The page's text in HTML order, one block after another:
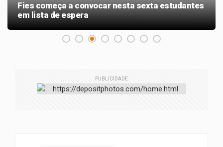
Fies começa a convocar nesta sexta estudantes
em lista de espera
PUBLICIDADE